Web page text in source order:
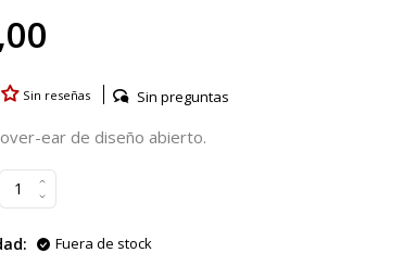
Sin reseñas Sin preguntas
ear de diseño abierto.
Fuera de stock